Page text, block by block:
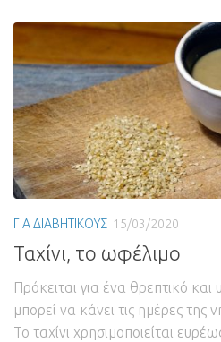
ΓΙΑ ΔΙΑΒΗΤΙΚΟΥΣ 15/03/2020
Ταχίνι, το ωφέλιμο
Πρόκειται για ένα θρεπτικό και
μπορεί να κάνει τις ημέρες της
Το ταχίνι χρησιμοποιείται